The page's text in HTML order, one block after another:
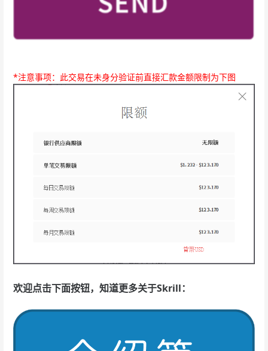
*注意事项：此交易在未身分验证前直接汇款金额限制为下图
欢迎点击下面按钮，知道更多关于Skrill：